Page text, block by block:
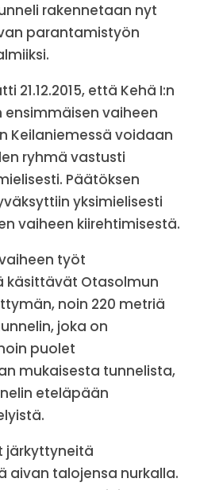
rakennetaan nyt
parantamistyön
21.12.2015, että Kehä I:n
vaiheen
Keilaniemessä voidaan
ryhmä vastusti
Päätöksen
yksimielisesti
vaiheen kiirehtimisestä.
työt
käsittävät Otasolmun
noin 220 metriä
joka on
puolet
mukaisesta tunnelista,
eteläpään
järkyttyneitä
aivan talojensa nurkalla.